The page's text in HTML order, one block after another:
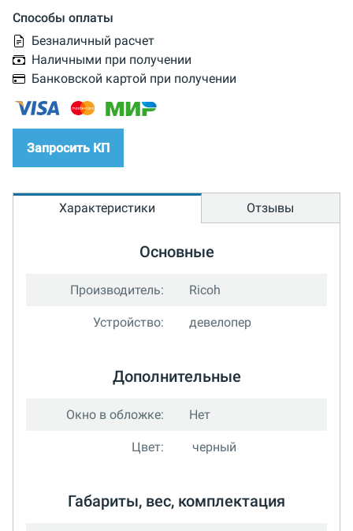
Способы оплаты
Безналичный расчет
Наличными при получении
Банковской картой при получении
Запросить КП
Характеристики Отзывы
Основные
Производитель: Ricoh
Устройство: девелопер
Дополнительные
Окно в обложке: Нет
Цвет: черный
Габариты, вес, комплектация